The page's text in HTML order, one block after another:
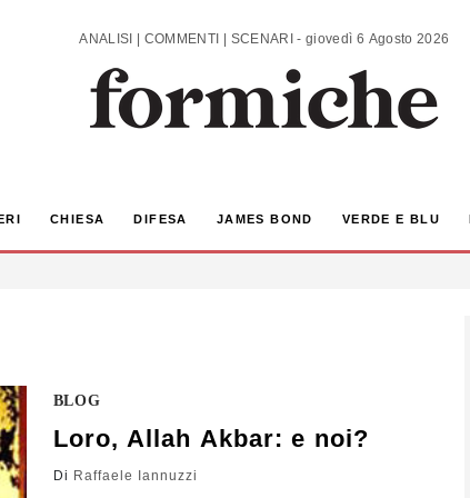
ANALISI | COMMENTI | SCENARI - giovedì 6 Agosto 2026
CHIESA DIFESA JAMES BOND VERDE E BLU
BLOG
Loro, Allah Akbar: e noi?
Di Raffaele Iannuzzi